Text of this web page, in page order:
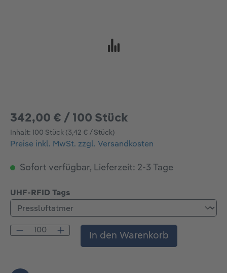
342,00 € / 100 Stück
Inhalt: 100 Stück (3,42 € / Stück)
Preise inkl. MwSt. zzgl. Versandkosten
Sofort verfügbar, Lieferzeit: 2-3 Tage
UHF-RFID Tags
Produkt Anzahl: Gib den gewünschten
In den Warenkorb